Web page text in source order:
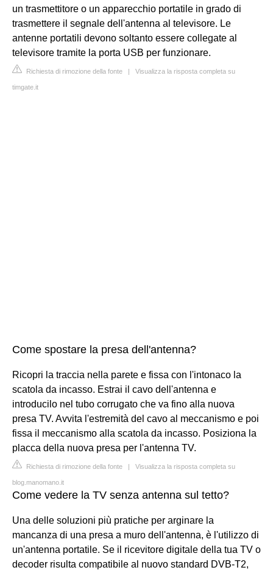
un trasmettitore o un apparecchio portatile in grado di
trasmettere il segnale dell'antenna al televisore. Le
antenne portatili devono soltanto essere collegate al
televisore tramite la porta USB per funzionare.
Richiesta di rimozione della fonte | Visualizza la risposta completa su
timgate.it
Come spostare la presa dell'antenna?
Ricopri la traccia nella parete e fissa con l'intonaco la
scatola da incasso. Estrai il cavo dell'antenna e
introducilo nel tubo corrugato che va fino alla nuova
presa TV. Avvita l'estremità del cavo al meccanismo e poi
fissa il meccanismo alla scatola da incasso. Posiziona la
placca della nuova presa per l'antenna TV.
Richiesta di rimozione della fonte | Visualizza la risposta completa su
blog.manomano.it
Come vedere la TV senza antenna sul tetto?
Una delle soluzioni più pratiche per arginare la
mancanza di una presa a muro dell'antenna, è l'utilizzo di
un'antenna portatile. Se il ricevitore digitale della tua TV o
decoder risulta compatibile al nuovo standard DVB-T2,